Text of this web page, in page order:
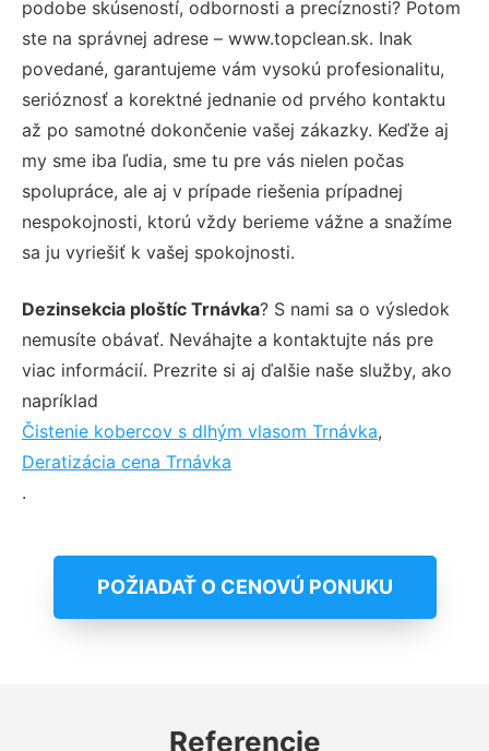
podobe skúseností, odbornosti a precíznosti? Potom
ste na správnej adrese – www.topclean.sk. Inak
povedané, garantujeme vám vysokú profesionalitu,
serióznosť a korektné jednanie od prvého kontaktu
až po samotné dokončenie vašej zákazky. Keďže aj
my sme iba ľudia, sme tu pre vás nielen počas
spolupráce, ale aj v prípade riešenia prípadnej
nespokojnosti, ktorú vždy berieme vážne a snažíme
sa ju vyriešiť k vašej spokojnosti.
Dezinsekcia ploštíc Trnávka? S nami sa o výsledok
nemusíte obávať. Neváhajte a kontaktujte nás pre
viac informácií. Prezrite si aj ďalšie naše služby, ako
napríklad
Čistenie kobercov s dlhým vlasom Trnávka,
Deratizácia cena Trnávka
.
POŽIADAŤ O CENOVÚ PONUKU
Referencie